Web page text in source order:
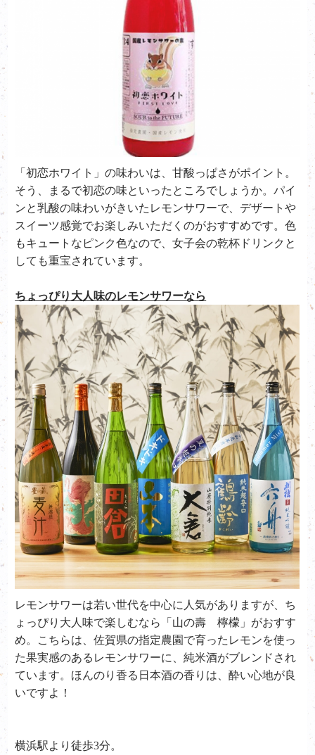
「初恋ホワイト」の味わいは、甘酸っぱさがポイント。
そう、まるで初恋の味といったところでしょうか。パイ
ンと乳酸の味わいがきいたレモンサワーで、デザートや
スイーツ感覚でお楽しみいただくのがおすすめです。色
もキュートなピンク色なので、女子会の乾杯ドリンクと
しても重宝されています。
ちょっぴり大人味のレモンサワーなら
レモンサワーは若い世代を中心に人気がありますが、ち
ょっぴり大人味で楽しむなら「山の壽 檸檬」がおすす
め。こちらは、佐賀県の指定農園で育ったレモンを使っ
た果実感のあるレモンサワーに、純米酒がブレンドされ
ています。ほんのり香る日本酒の香りは、酔い心地が良
いですよ！
横浜駅より徒歩3分。